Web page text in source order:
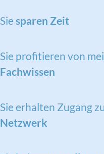
Sie sparen Zeit
Sie profitieren von
Fachwissen
Sie erhalten Zugang
Netzwerk